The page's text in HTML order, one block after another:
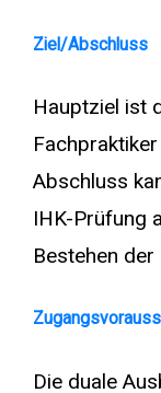
Ziel/Abschluss
Hauptziel ist
Abschluss
IHK-Prüfung
Bestehen
Die duale